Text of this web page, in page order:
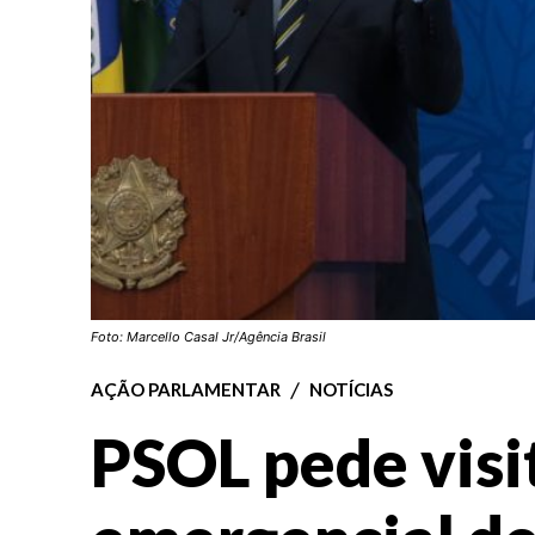
Foto: Marcello Casal Jr/Agência Brasil
AÇÃO PARLAMENTAR NOTÍCIAS
PSOL pede